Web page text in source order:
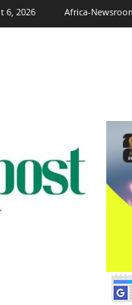
6, 2026 Africa-